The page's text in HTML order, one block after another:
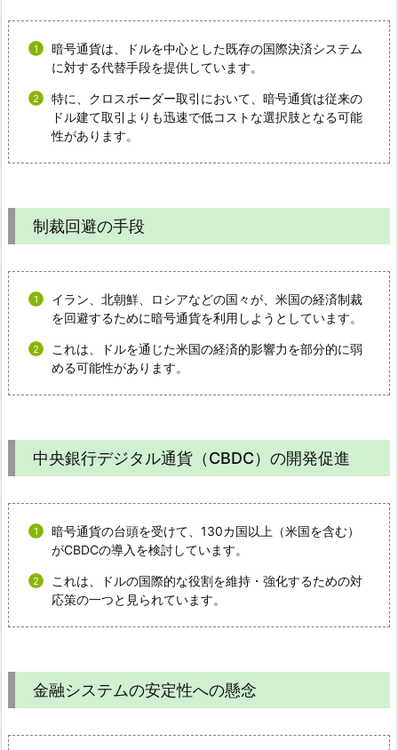
暗号通貨は、ドルを中心とした既存の国際決済システム
に対する代替手段を提供しています。
特に、クロスボーダー取引において、暗号通貨は従来の
ドル建て取引よりも迅速で低コストな選択肢となる可能
性があります。
制裁回避の手段
イラン、北朝鮮、ロシアなどの国々が、米国の経済制裁
を回避するために暗号通貨を利用しようとしています。
これは、ドルを通じた米国の経済的影響力を部分的に弱
める可能性があります。
中央銀行デジタル通貨（CBDC）の開発促進
暗号通貨の台頭を受けて、130カ国以上（米国を含む）
がCBDCの導入を検討しています。
これは、ドルの国際的な役割を維持・強化するための対
応策の一つと見られています。
金融システムの安定性への懸念